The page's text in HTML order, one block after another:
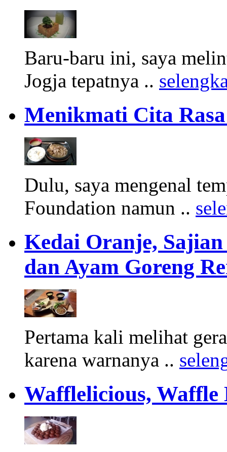
Baru-baru ini, saya
Jogja tepatnya ..
Menikmati Cita
Dulu, saya mengenal
Foundation namun ..
Kedai Oranje,
dan Ayam Goreng
Pertama kali melihat
karena warnanya ..
Wafflelicious, Waffle